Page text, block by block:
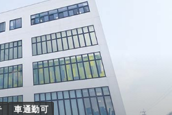
車通勤可